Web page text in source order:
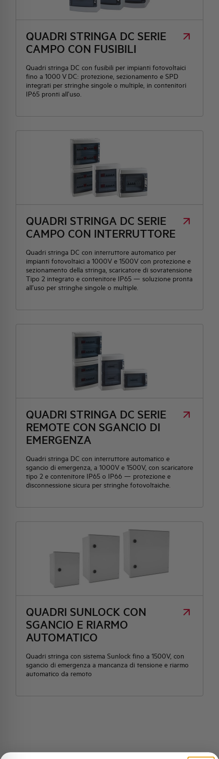
QUADRI STRINGA DC SERIE
CAMPO CON FUSIBILI
Quadri stringa DC con fusibili per impianti fotovoltaici
fino a 1000 V DC: protezione, sezionamento e SPD
integrati per stringhe singole o multiple, in contenitori
IP65 pronti all’uso.
QUADRI STRINGA DC SERIE
CAMPO CON INTERRUTTORE
Quadri stringa DC con interruttore automatico per
impianti fotovoltaici a 1000V e 1500V con protezione e
sezionamento della stringa, scaricatore di sovratensione
Tipo 2 integrato e contenitore IP65 — soluzione pronta
all’uso per stringhe singole o multiple.
QUADRI STRINGA DC SERIE
REMOTE CON SGANCIO DI
EMERGENZA
Quadri stringa DC con interruttore automatico e
sgancio di emergenza, a 1000V e 1500V, con scaricatore
tipo 2 e contenitore IP65 o IP66 — protezione e
disconnessione sicura per stringhe fotovoltaiche.
QUADRI SUNLOCK CON
SGANCIO E RIARMO
AUTOMATICO
Quadri stringa con sistema Sunlock fino a 1500V, con
sgancio di emergenza a mancanza di tensione e riarmo
automatico da remoto
ATTIVITÀ E MERCATI
IMPEGNO SOCIALE